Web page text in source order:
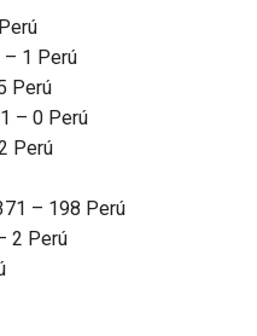
– 1 Perú
Perú
– 0 Perú
Perú
– 198 Perú
2 Perú